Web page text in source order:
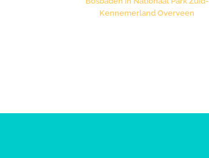
Kennemerland Overveen